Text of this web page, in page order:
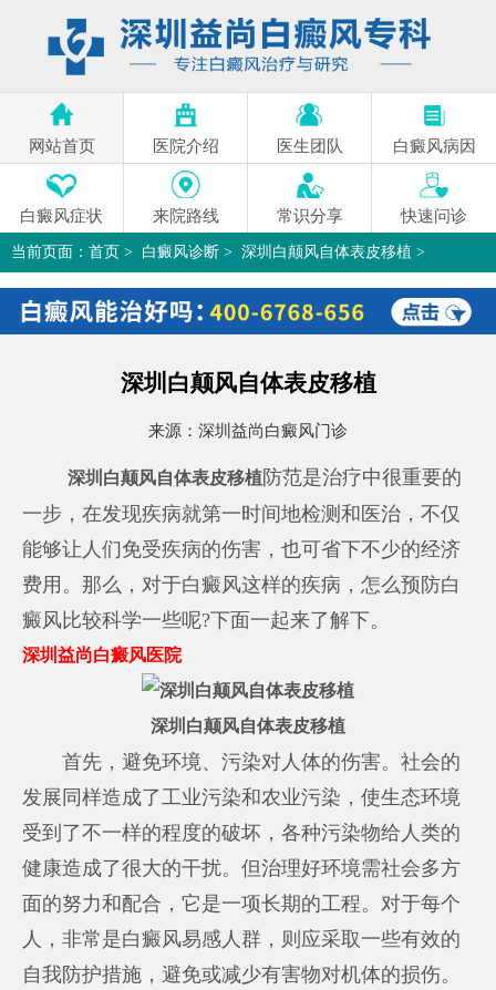
网站首页 医院介绍 医生团队 白癜风病因
白癜风症状 来院路线 常识分享 快速问诊
当前页面： 首页 > 白癜风诊断 > 深圳白颠风自体表皮移植 >
深圳白颠风自体表皮移植
来源： 深圳益尚白癜风门诊
深圳白颠风自体表皮移植防范是治疗中很重要的
一步，在发现疾病就第一时间地检测和医治，不仅
能够让人们免受疾病的伤害，也可省下不少的经济
费用。那么，对于白癜风这样的疾病，怎么预防白
癜风比较科学一些呢?下面一起来了解下。
深圳益尚白癜风医院
深圳白颠风自体表皮移植
首先，避免环境、污染对人体的伤害。社会的
发展同样造成了工业污染和农业污染，使生态环境
受到了不一样的程度的破坏，各种污染物给人类的
健康造成了很大的干扰。但治理好环境需社会多方
面的努力和配合，它是一项长期的工程。对于每个
人，非常是白癜风易感人群，则应采取一些有效的
自我防护措施，避免或减少有害物对机体的损伤。